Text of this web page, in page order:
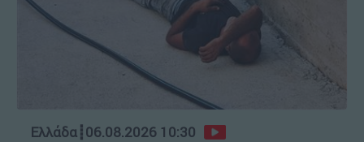
Ελλάδα┋06.08.2026 10:30